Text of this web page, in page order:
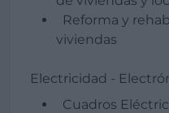
Reforma y
viviendas
Electricidad -
Cuadros